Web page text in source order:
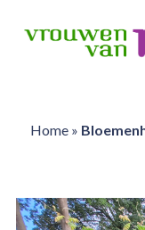
Home»